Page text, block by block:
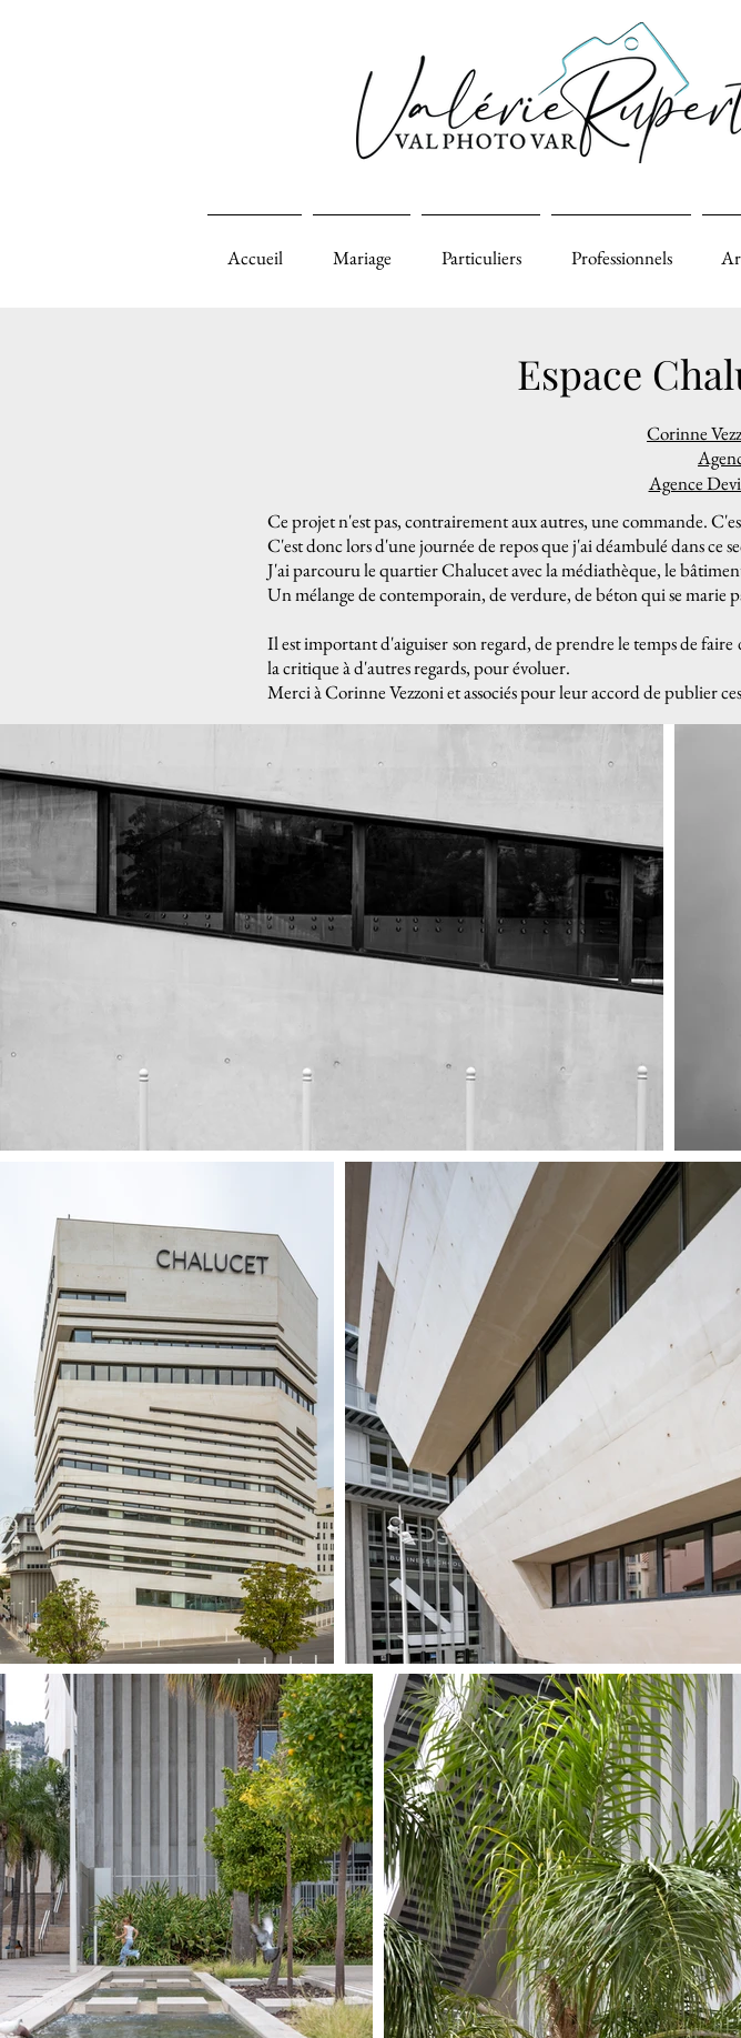
Accueil Mariage Particuliers Professionnels
Espace
Corinne
Ce projet n'est pas, contrairement aux autres, une commande.
C'est donc lors d'une journée de repos que j'ai déambulé dans ce
J'ai parcouru le quartier Chalucet avec la médiathèque, le
Un mélange de contemporain, de verdure, de béton qui se marie
Il est important d'aiguiser son regard, de prendre le temps de
la critique à d'autres regards, pour évoluer.
Merci à Corinne Vezzoni et associés pour leur accord de publier
Agence